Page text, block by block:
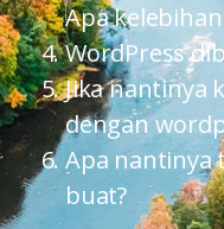
Apa kelebihan
WordPress
Jika nantinya
dengan
Apa nantinya
buat?